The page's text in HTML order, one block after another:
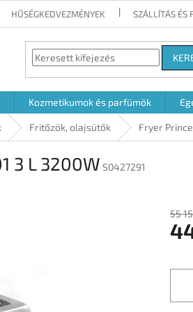
HŰSÉGKEDVEZMÉNYEK SZÁLLÍTÁS ÉS
Kozmetikumok és parfümök
Fritőzök, olajsütők Fryer
3 L 3200W S0427291
55